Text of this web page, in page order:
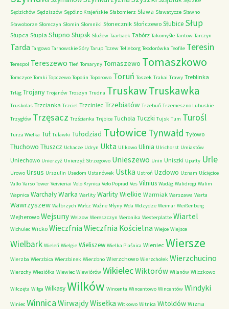
Sędzichów Sędziszów Sępólno Krajeńskie Słabomierz Sława Sławatycze Sławno
Sławoborze Słomczyn Słomin Słomniki Słonecznik Słończewo Słubice Słup
Słupca Słupia Słupno Słupsk Służew Taarbaek Tabórz Takomyśle Tantow Tarczyn
Tarda Targowo Tarnowskie Góry Tarup Tczew Telleborg Teodorówka Teofile Teresin
Terespol Tereszewo Tleń Tomaryny Tomaszewo Tomaszkowo
Tomczyce Tomki Topczewo Topolin Toporowo Toruń Toszek Trakai Trawy Treblinka
Trląg Trojany Trojanów Troszyn Trudna TruskawTruskawka
Truskolas Trzcianka Trzciel Trzciniec Trzebiatów Trzebuń Trzemeszno Lubuskie
Trzygłów Trzęsacz Trzścianka Trębice Tuchola Tuczki Tujsk Tum Turośl
Turza Wielka Tuł Tuławki Tułodziad Tułowice Tynwałd Tyłowo
Tłuchowo Tłuszcz Uchacze Udryn Ukta Ulikowo Ulinia Ulrichorst Umiastów
Uniechowo Unierzyż Unierzyż Strzegowo Unieszewo Unin Uniszki Upałty Urle
Urowo Ursus Urszulin Usedom Ustanówek Ustka Ustroń Uzdowo Uznam Uścięcice
Vallo Varso Tower Veivieriai Velo Krynica Velo Poprad Ves Vilnius Wadąg Walidrogi Walim
Wapnica WarchałyWarka Warlity Warlity Wielkie Warmiak Warszawa Warta
Wawrzyszew Wałbrzych Wałcz Ważne Młyny Wda Wdzydze Weimar Weißenberg
Wejherowo Wejsuny Welzow Wereszczyn Weronika Westerplatte Wiartel
Wichulec Wicko Wieczfnia Wieczfnia Kościelna Wiejce Wiejsce
Wielbark Wieleń Wielgie Wieliszew Wielka Piaśnica Wieniec Wiersze
Wierzba Wierzbica Wierzbinek Wierzbno Wierzchowo Wierzchołek Wierzchucino
Wierzchy Wiesiółka Wiewiec Wiewiórów WikielecWiktorów Wilanów Wilczkowo
Wilczęta Wilga WilkasyWilków Wincenta Wincentowo Wincentów Windyki
Winiec Winnica WirwajdyWisełka Witkowo Witnica Witoldów Wizna